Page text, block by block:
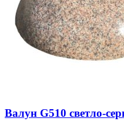
Валун G510 светло-